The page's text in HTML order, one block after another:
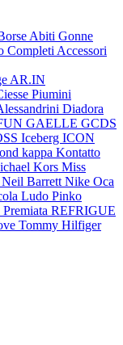
Abiti Gonne
Completi Accessori
AR.IN
Piumini
Diadora
GAELLE GCDS
Iceberg ICON
kappa Kontatto
Kors Miss
Neil Barrett Nike Oca
Ludo Pinko
Premiata REFRIGUE
Tommy Hilfiger